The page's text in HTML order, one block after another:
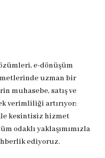
e-dönüşüm
uzman bir
muhasebe, satış ve
verimliliği artırıyor;
kesintisiz hizmet
odaklı yaklaşımımızla
ediyoruz.